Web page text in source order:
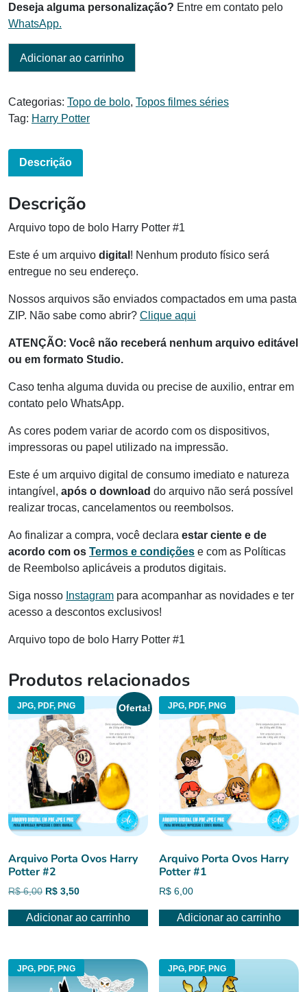
Deseja alguma personalização? Entre em contato pelo
WhatsApp.
Adicionar ao carrinho
Categorias: Topo de bolo, Topos filmes séries
Tag: Harry Potter
Descrição
Descrição
Arquivo topo de bolo Harry Potter #1
Este é um arquivo digital ! Nenhum produto físico será
entregue no seu endereço.
Nossos arquivos são enviados compactados em uma pasta
ZIP. Não sabe como abrir? Clique aqui
ATENÇÃO: Você não receberá nenhum arquivo editável
ou em formato Studio.
Caso tenha alguma duvida ou precise de auxilio, entrar em
contato pelo WhatsApp.
As cores podem variar de acordo com os dispositivos,
impressoras ou papel utilizado na impressão.
Este é um arquivo digital de consumo imediato e natureza
intangível, após o download do arquivo não será possível
realizar trocas, cancelamentos ou reembolsos.
Ao finalizar a compra, você declara estar ciente e de
acordo com os Termos e condições e com as Políticas
de Reembolso aplicáveis a produtos digitais.
Siga nosso Instagram para acompanhar as novidades e ter
acesso a descontos exclusivos!
Arquivo topo de bolo Harry Potter #1
Produtos relacionados
JPG, PDF, PNG Oferta!
Arquivo Porta Ovos Harry
Potter #2
R$6,00 O
original
R$ 3,50O
atual
Adicionar ao carrinho
JPG, PDF, PNG
Arquivo Porta Ovos Harry
Potter #1
R$ 6,00
Adicionar ao carrinho
JPG, PDF, PNG JPG, PDF, PNG